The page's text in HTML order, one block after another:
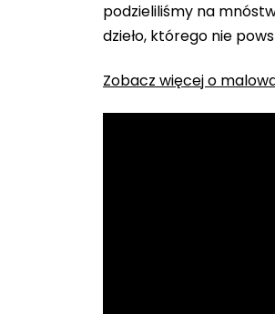
podzieliliśmy na
dzieło, którego nie
Zobacz więcej o